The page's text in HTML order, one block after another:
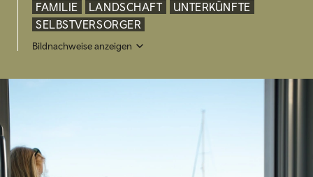
FAMILIE LANDSCHAFT
UNTERKÜNFTE
SELBSTVERSORGER
Bildnachweise anzeigen